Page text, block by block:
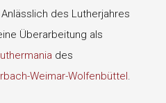
des Lutherjahres
Überarbeitung als
des
Weimar-Wolfenbüttel.